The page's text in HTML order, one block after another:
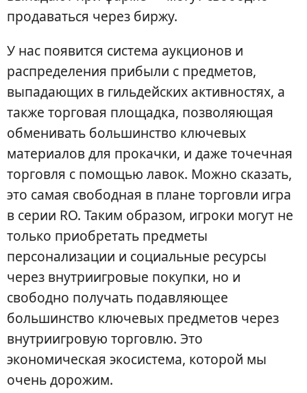
продаваться через биржу.
У нас появится система аукционов и
распределения прибыли с предметов,
выпадающих в гильдейских активностях, а
также торговая площадка, позволяющая
обменивать большинство ключевых
материалов для прокачки, и даже точечная
торговля с помощью лавок. Можно сказать,
это самая свободная в плане торговли игра
в серии RO. Таким образом, игроки могут не
только приобретать предметы
персонализации и социальные ресурсы
через внутриигровые покупки, но и
свободно получать подавляющее
большинство ключевых предметов через
внутриигровую торговлю. Это
экономическая экосистема, которой мы
очень дорожим.